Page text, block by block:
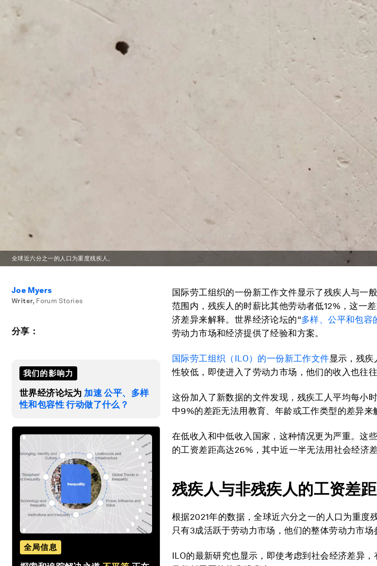
全球近六分之一的人口为重度残疾人。
Joe Myers
Writer, Forum Stories
分享：
我们的影响力
世界经济论坛为 加速 公平、多样
性和包容性 行动做了什么？
全局信息
国际劳工组织的一份新工作文件显示了残疾人与一
范围内，残疾人的时薪比其他劳动者低12%，这一
济差异来解释。世界经济论坛的“多样、公平和包容
劳动力市场和经济提供了经验和方案。
国际劳工组织（ILO）的一份新工作文件显示，残
性较低，即使进入了劳动力市场，他们的收入也往
这份加入了新数据的文件发现，残疾工人平均每小
中9%的差距无法用教育、年龄或工作类型的差异来
在低收入和中低收入国家，这种情况更为严重。这
的工资差距高达26%，其中近一半无法用社会经济差
残疾人与非残疾人的工资差距
根据2021年的数据，全球近六分之一的人口为重度
只有3成活跃于劳动力市场，他们的整体劳动力市场
ILO的最新研究也显示，即使考虑到社会经济差异